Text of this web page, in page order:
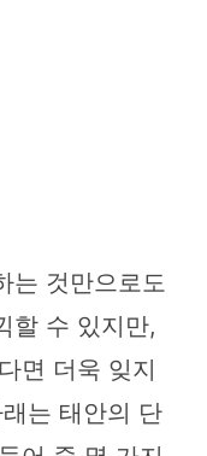
는 것만으로도
할 수 있지만,
면 더욱 잊지
는 태안의 단